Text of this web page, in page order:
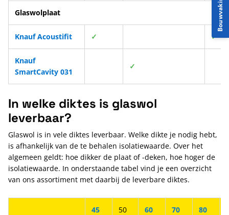
Glaswolplaat
Knauf Acoustifit ✓ ✓
Knauf
SmartCavity 031
✓
In welke diktes is glaswol
leverbaar?
Glaswol is in vele diktes leverbaar. Welke dikte je nodig hebt,
is afhankelijk van de te behalen isolatiewaarde. Over het
algemeen geldt: hoe dikker de plaat of -deken, hoe hoger de
isolatiewaarde. In onderstaande tabel vind je een overzicht
van ons assortiment met daarbij de leverbare diktes.
45
50
60
70
80
Bouwvakinfo